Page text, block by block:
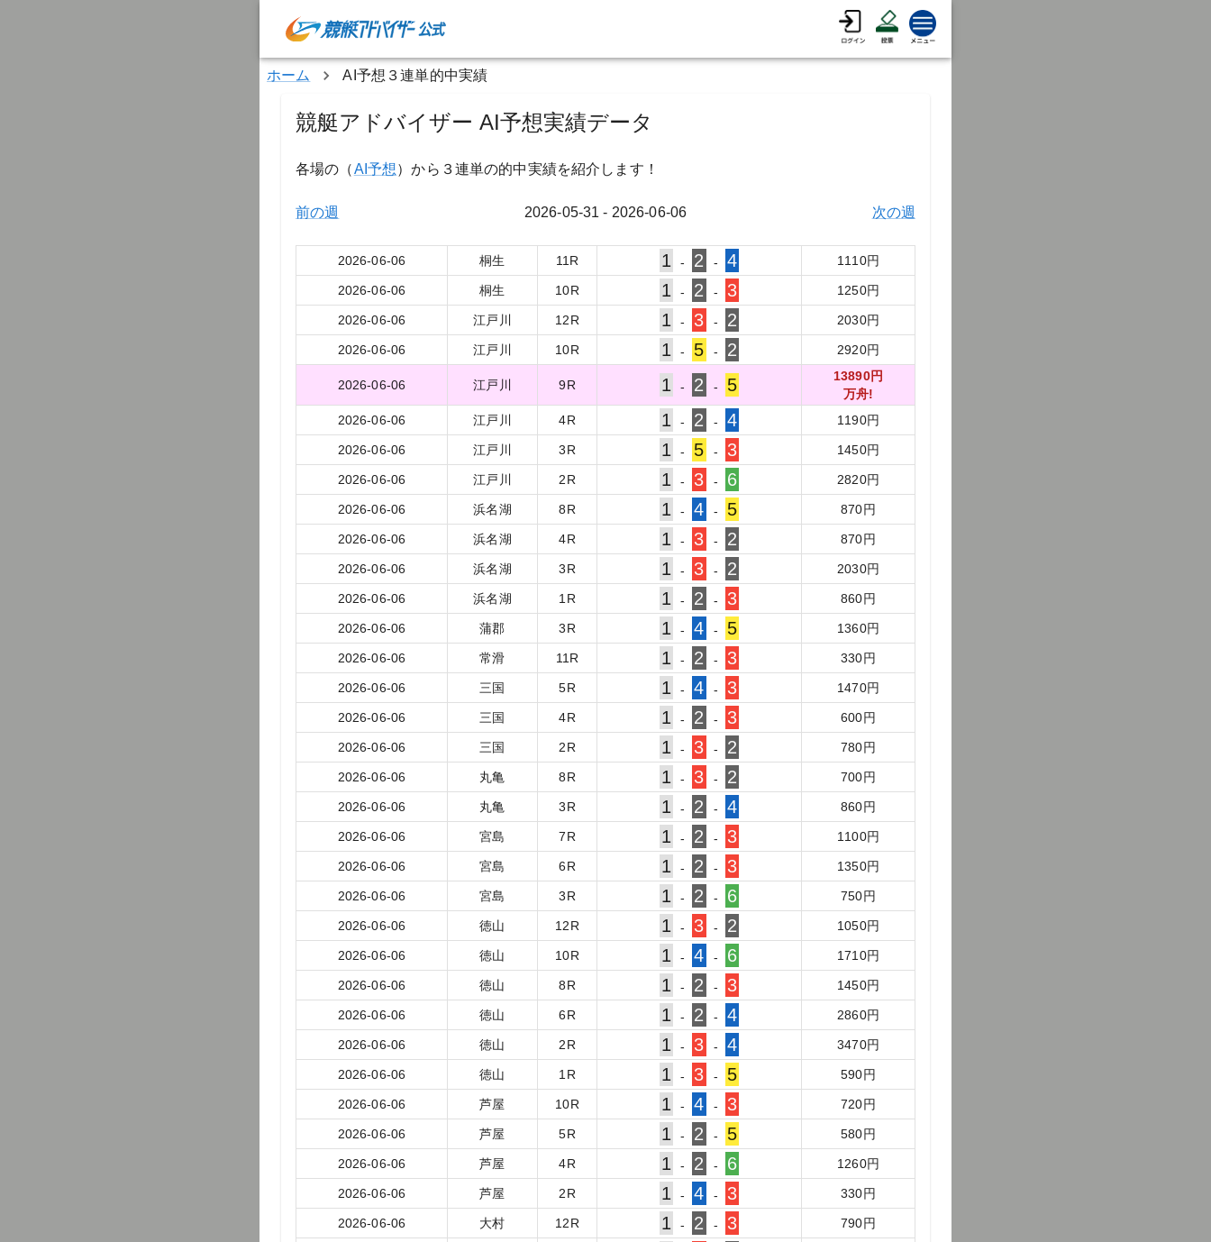
ホーム AI予想３連単的中実績
競艇アドバイザー AI予想実績データ
各場の（AI予想）から３連単の的中実績を紹介します！
前の週 2026-05-31 - 2026-06-06 次の週
2026-06-06 桐生 11 R 1 - 2 - 4 1110円
2026-06-06 桐生 10R 1 - 2 - 3 1250円
2026-06-06 江戸川 12R 1 - 3 - 2 2030円
2026-06-06 江戸川 10R 1 - 5 - 2 2920円
2026-06-06 江戸川 9R 1 - 2 - 5 13890円
万舟!
2026-06-06
江戸川 4R 1 - 2 - 4 1190円
2026-06-06 江戸川 3R 1 - 5 - 3 1450円
2026-06-06 江戸川 2R 1 - 3 - 6 2820円
2026-06-06 浜名湖 8R 1 - 4 - 5 870円
2026-06-06 浜名湖 4R 1 - 3 - 2 870円
2026-06-06 浜名湖 3R 1 - 3 - 2 2030円
2026-06-06 浜名湖 1 R 1 - 2 - 3 860円
2026-06-06 蒲郡 3R 1 - 4 - 5 1360円
2026-06-06 常滑 11 R 1 - 2 - 3 330円
2026-06-06 三国 5R 1 - 4 - 3 1470円
2026-06-06 三国 4R 1 - 2 - 3 600円
2026-06-06 三国 2R 1 - 3 - 2 780円
2026-06-06 丸亀 8R 1 - 3 - 2 700円
2026-06-06 丸亀 3R 1 - 2 - 4 860円
2026-06-06 宮島 7R 1 - 2 - 3 1100円
2026-06-06 宮島 6R 1 - 2 - 3 1350円
2026-06-06 宮島 3R 1 - 2 - 6 750円
2026-06-06 徳山 12R 1 - 3 - 2 1050円
2026-06-06 徳山 10R 1 - 4 - 6 1710円
2026-06-06 徳山 8R 1 - 2 - 3 1450円
2026-06-06 徳山 6R 1 - 2 - 4 2860円
2026-06-06 徳山 2R 1 - 3 - 4 3470円
2026-06-06 徳山 1 R 1 - 3 - 5 590円
2026-06-06 芦屋 10R 1 - 4 - 3 720円
2026-06-06 芦屋 5R 1 - 2 - 5 580円
2026-06-06 芦屋 4R 1 - 2 - 6 1260円
2026-06-06 芦屋 2R 1 - 4 - 3 330円
2026-06-06 大村 12R 1 - 2 - 3 790円